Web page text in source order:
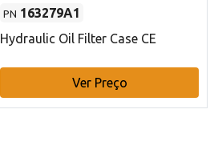
PN 163279A1
Hydraulic Oil Filter Case CE
Ver Preço